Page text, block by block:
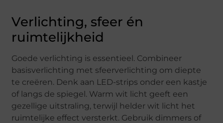
Verlichting, sfeer én
ruimtelijkheid
Goede verlichting is essentieel. Combineer
basisverlichting met sfeerverlichting om diepte
te creëren. Denk aan LED-strips onder een kastje
of langs de spiegel. Warm wit licht geeft een
gezellige uitstraling, terwijl helder wit licht het
ruimtelijke effect versterkt. Gebruik dimmers of